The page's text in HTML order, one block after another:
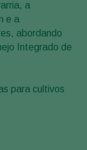
a
e a
abordando
Integrado de
para cultivos